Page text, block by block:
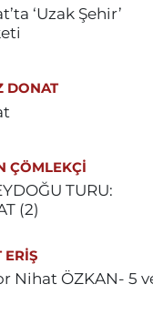
‘Uzak Şehir’
DONAT
ÇÖMLEKÇİ
TURU:
(2)
ERİŞ
Nihat ÖZKAN- 5 ve